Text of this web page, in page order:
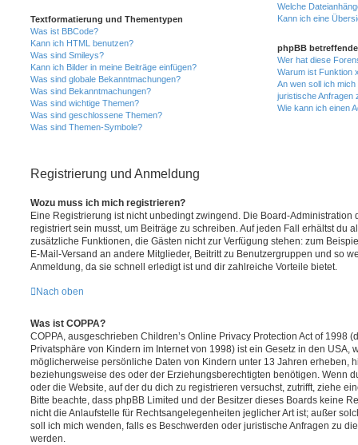
Textformatierung und Thementypen
Was ist BBCode?
Kann ich HTML benutzen?
Was sind Smileys?
Kann ich Bilder in meine Beiträge einfügen?
Was sind globale Bekanntmachungen?
Was sind Bekanntmachungen?
Was sind wichtige Themen?
Was sind geschlossene Themen?
Was sind Themen-Symbole?
Welche
Kann ich eine
phpBB
Wer hat diese
Warum ist Funktion
An wen soll ich
juristische Anfragen
Wie kann ich einen
Registrierung und Anmeldung
Wozu muss ich mich registrieren?
Eine Registrierung ist nicht unbedingt zwingend. Die Board-Administration
registriert sein musst, um Beiträge zu schreiben. Auf jeden Fall erhältst du
zusätzliche Funktionen, die Gästen nicht zur Verfügung stehen: zum
E-Mail-Versand an andere Mitglieder, Beitritt zu Benutzergruppen und so
Anmeldung, da sie schnell erledigt ist und dir zahlreiche Vorteile bietet.
Nach oben
Was ist COPPA?
COPPA, ausgeschrieben Children’s Online Privacy Protection Act of 1998
Privatsphäre von Kindern im Internet von 1998) ist ein Gesetz in den USA,
möglicherweise persönliche Daten von Kindern unter 13 Jahren erheben,
beziehungsweise des oder der Erziehungsberechtigten benötigen. Wenn
oder die Website, auf der du dich zu registrieren versuchst, zutrifft, ziehe
Bitte beachte, dass phpBB Limited und der Besitzer dieses Boards keine
nicht die Anlaufstelle für Rechtsangelegenheiten jeglicher Art ist; außer
soll ich mich wenden, falls es Beschwerden oder juristische Anfragen zu
werden.